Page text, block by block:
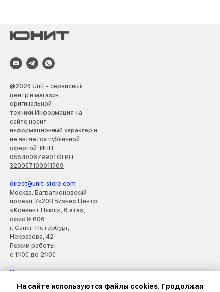
@2026 Unit - сервисный
центр и магазин
оригинальной
техники.Информация на
сайте носит
информационный характер и
не является публичной
офертой. ИНН:
055400879901 ОГРН:
320057100011709
direct@unit-store.com
Москва, Багратионовский
проезд 7к20В Бизнес Центр
«Конвент Плюс», 6 этаж,
офис №606
г. Санкт-Петербург,
Некрасова, 42
Режим работы:
с 11:00 до 21:00
Политика
конфиденциальности
На сайте используются файлы cookies. Продолжая